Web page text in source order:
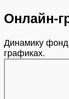
Онлайн-
Динамику
графиках.